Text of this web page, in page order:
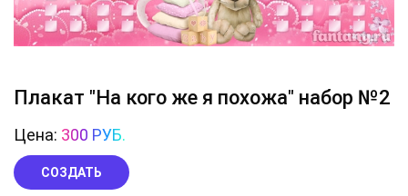
Плакат "На кого же я похожа" набор №2
Цена: 300 РУБ.
СОЗДАТЬ